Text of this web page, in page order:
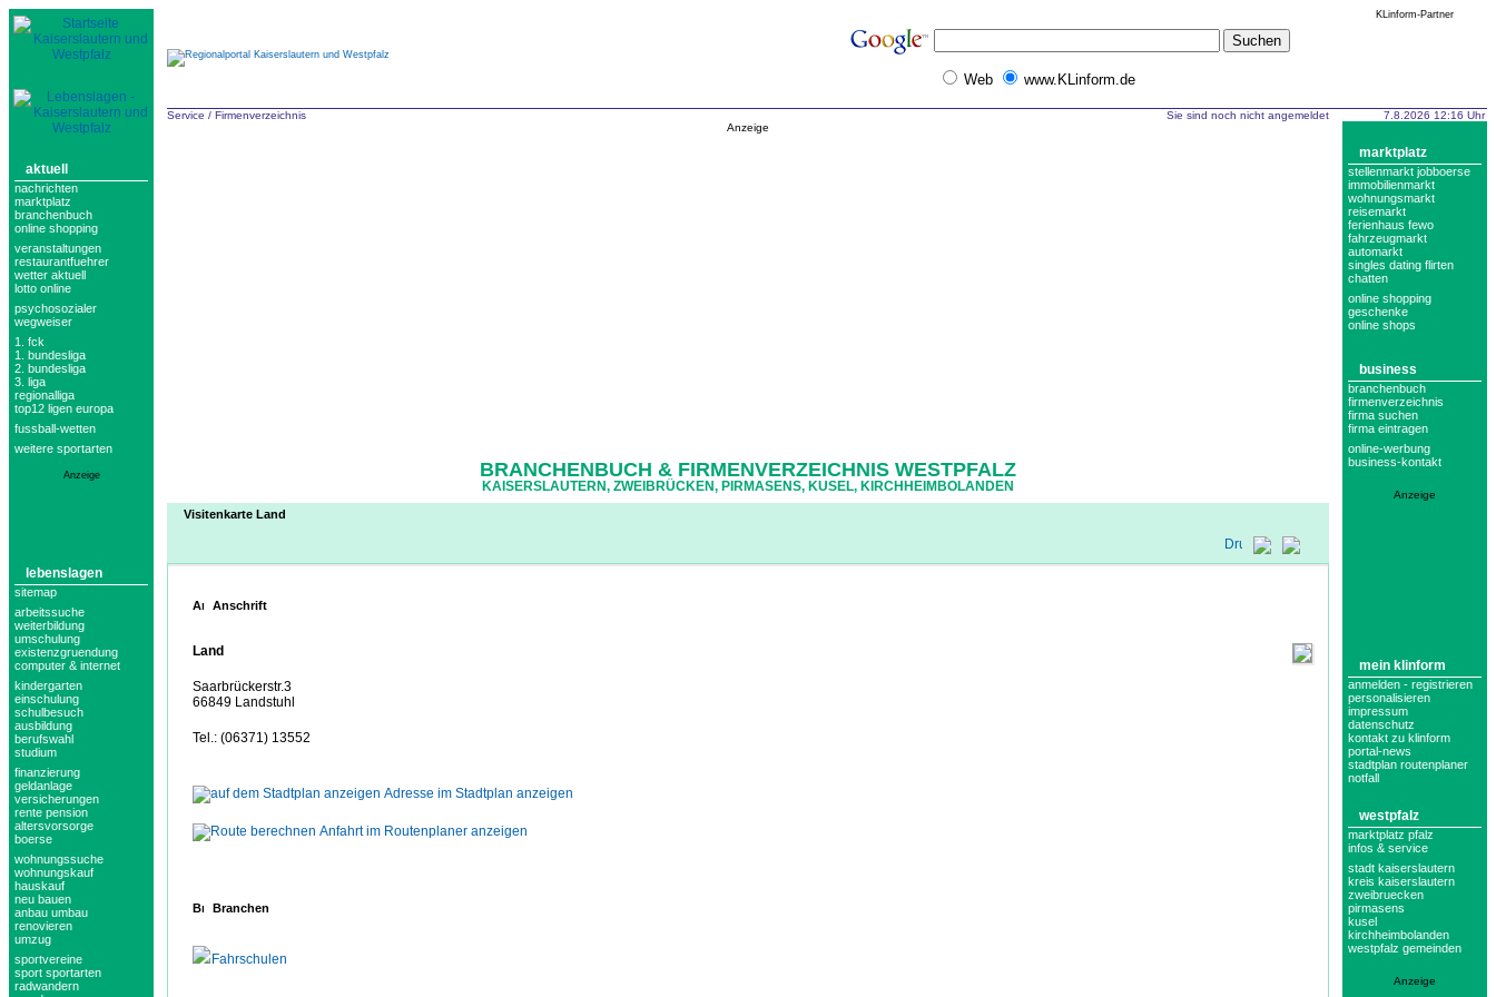
aktuell
nachrichten
marktplatz
branchenbuch
online shopping
veranstaltungen
restaurantfuehrer
wetter aktuell
lotto online
psychosozialer
wegweiser
1. fck
1. bundesliga
2. bundesliga
3. liga
regionalliga
top12 ligen europa
fussball-wetten
weitere sportarten
Anzeige
lebenslagen
sitemap
arbeitssuche
weiterbildung
umschulung
existenzgruendung
computer & internet
kindergarten
einschulung
schulbesuch
ausbildung
berufswahl
studium
finanzierung
geldanlage
versicherungen
rente pension
altersvorsorge
boerse
wohnungssuche
wohnungskauf
hauskauf
neu bauen
anbau umbau
renovieren
umzug
sportvereine
sport sportarten
radwandern
KLinform-Partner
Web www.KLinform.de
Service / Firmenverzeichnis
Sie sind noch nicht angemeldet
Anzeige
BRANCHENBUCH & FIRMENVERZEICHNIS WESTPFALZ
KAISERSLAUTERN, ZWEIBRÜCKEN, PIRMASENS, KUSEL, KIRCHHEIMBOLANDEN
Visitenkarte Land
Anschrift
Land
Saarbrückerstr.3
66849 Landstuhl
Tel.: (06371) 13552
Adresse im Stadtplan anzeigen
Anfahrt im Routenplaner anzeigen
Branchen
Fahrschulen
7.8.2026 12:16 Uhr
marktplatz
stellenmarkt jobboerse
immobilienmarkt
wohnungsmarkt
reisemarkt
ferienhaus fewo
fahrzeugmarkt
automarkt
singles dating flirten
chatten
online shopping
geschenke
online shops
business
branchenbuch
firmenverzeichnis
firma suchen
firma eintragen
online-werbung
business-kontakt
Anzeige
mein klinform
anmelden - registrieren
personalisieren
impressum
datenschutz
kontakt zu klinform
portal-news
stadtplan routenplaner
notfall
westpfalz
marktplatz pfalz
infos & service
stadt kaiserslautern
kreis kaiserslautern
zweibruecken
pirmasens
kusel
kirchheimbolanden
westpfalz gemeinden
Anzeige